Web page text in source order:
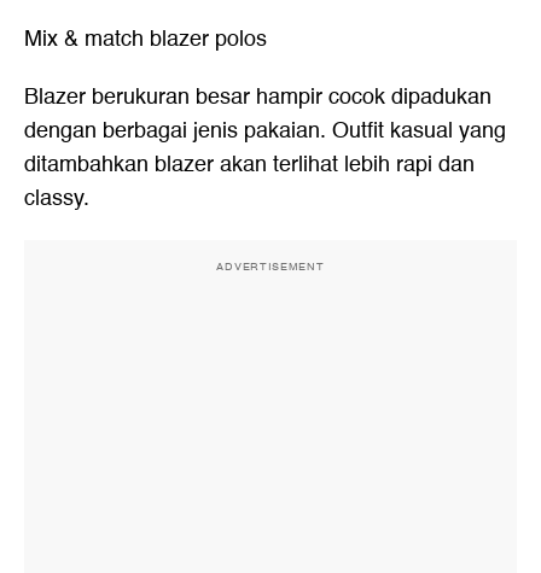
Mix & match blazer polos
Blazer berukuran besar hampir cocok dipadukan
dengan berbagai jenis pakaian. Outfit kasual yang
ditambahkan blazer akan terlihat lebih rapi dan
classy.
ADVERTISEMENT